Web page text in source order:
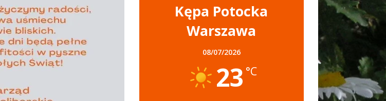
Kępa Potocka
Warszawa
08/07/2026
23 °C